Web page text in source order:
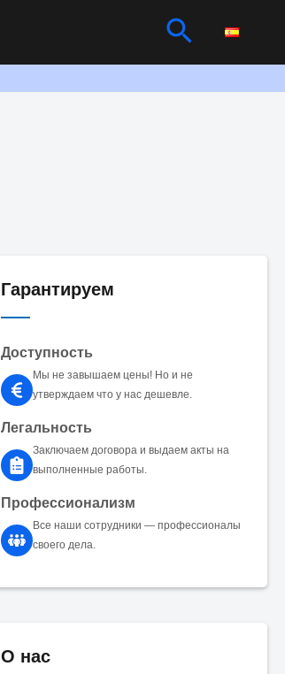
Поиск
Гарантируем
Доступность
Мы не завышаем цены! Но и не
утверждаем что у нас дешевле.
Легальность
Заключаем договора и выдаем акты на
выполненные работы.
Профессионализм
Все наши сотрудники — профессионалы
своего дела.
О нас